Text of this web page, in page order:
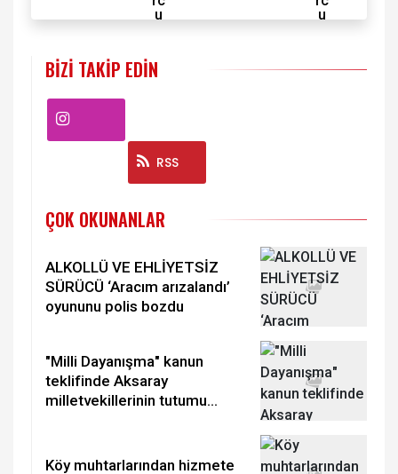
BIZI TAKIP EDIN
RSS
ÇOK OKUNANLAR
ALKOLLÜ VE EHLİYETSİZ
SÜRÜCÜ ‘Aracım arızalandı’
oyununu polis bozdu
"Milli Dayanışma" kanun
teklifinde Aksaray
milletvekillerinin tutumu
Köy muhtarlarından hizmete